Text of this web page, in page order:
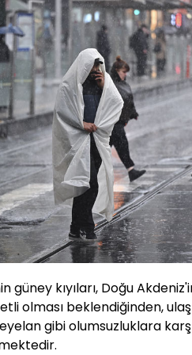
güney kıyıları, Doğu
olması beklendiğinden,
gibi olumsuzluklara